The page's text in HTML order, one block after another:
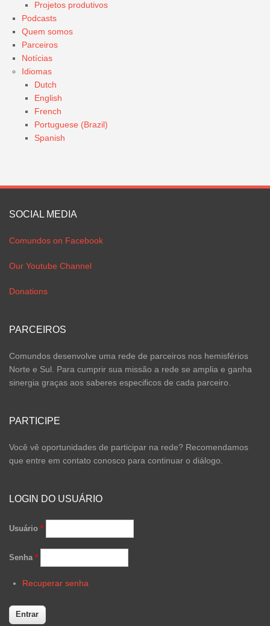
Projetos produtivos
Podcasts
Quem somos
Parceiros
Notícias
Idiomas
Dutch
English
French
Portuguese (Brazil)
Spanish
SOCIAL MEDIA
Comundos on Facebook
Our Youtube Channel
Donations
PARCEIROS
Comundos desenvolve uma rede de parceiros nos hemisférios
Norte e Sul. Para cumprir sua missão a rede se amplia e ganha
sinergia graças aos saberes especificos de cada parceiro.
PARTICIPE
Você vê oportunidades de participar na rede? Recomendamos
que entre em contato conosco para continuar o diálogo.
LOGIN DO USUÁRIO
Usuário *
Senha *
Recuperar senha